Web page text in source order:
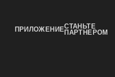
ПРИЛОЖЕНИЕСТАНЬТЕ
ПАРТНЕРОМ